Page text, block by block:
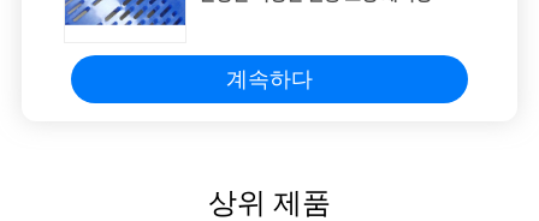
계속하다
상위 제품